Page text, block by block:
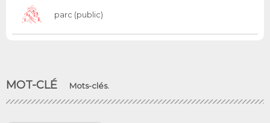
parc (public)
MOT-CLÉ Mots-clés.